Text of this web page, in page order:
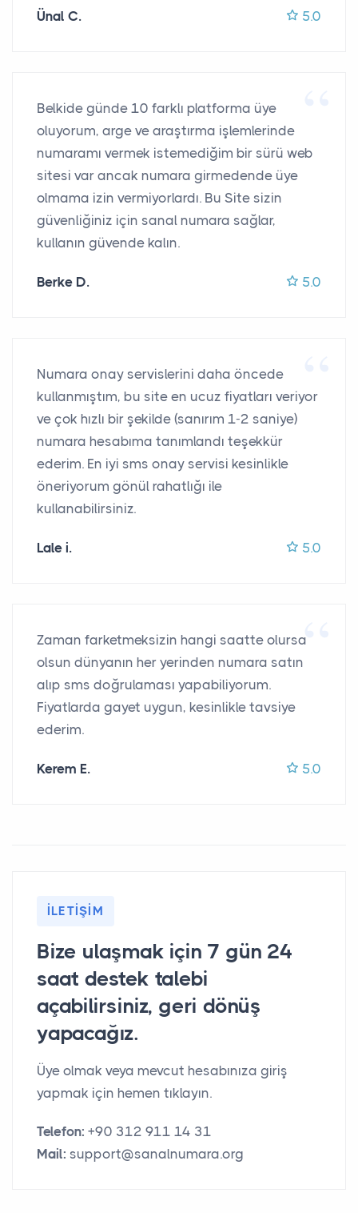
Ünal C. 5.0
Belkide günde 10 farklı platforma üye
oluyorum, arge ve araştırma işlemlerinde
numaramı vermek istemediğim bir sürü web
sitesi var ancak numara girmedende üye
olmama izin vermiyorlardı. Bu Site sizin
güvenliğiniz için sanal numara sağlar,
kullanın güvende kalın.
Berke D. 5.0
Numara onay servislerini daha öncede
kullanmıştım, bu site en ucuz fiyatları veriyor
ve çok hızlı bir şekilde (sanırım 1-2 saniye)
numara hesabıma tanımlandı teşekkür
ederim. En iyi sms onay servisi kesinlikle
öneriyorum gönül rahatlığı ile
kullanabilirsiniz.
Lale i. 5.0
Zaman farketmeksizin hangi saatte olursa
olsun dünyanın her yerinden numara satın
alıp sms doğrulaması yapabiliyorum.
Fiyatlarda gayet uygun, kesinlikle tavsiye
ederim.
Kerem E. 5.0
İLETIŞIM
Bize ulaşmak için 7 gün 24
saat destek talebi
açabilirsiniz, geri dönüş
yapacağız.
Üye olmak veya mevcut hesabınıza giriş
yapmak için hemen tıklayın.
Telefon: +90 312 911 14 31
Mail: support@sanalnumara.org